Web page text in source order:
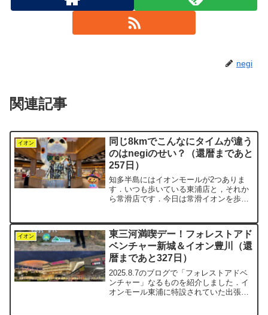
negi
関連記事
イオン
同じ8kmでこんなにタイムが違う
のはnegiのせい？（還暦まであと
257日）
知多半島にはイオンモールが2つありま
す．いつも歩いている東浦店と，それか
ら常滑店です．今日は常滑イオンを歩い
ース × 5周で計8,155mを1時間36分かか
りまし...
イオン
東三河満喫デー！フォレストアド
ベンチャー新城＆イオン豊川（還
暦まであと327日）
2025.8.7のブログで「フォレストアドベ
ンチャー」なるものを紹介しました．イ
オンモール東浦に特設されていた出張版